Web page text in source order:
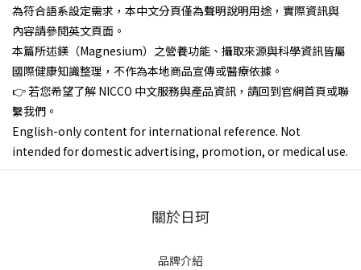
為符合語系設定需求，本中文分頁僅為聲明說明用途，實際資訊與
內容請參閱英文頁面。
本篇所述鎂（Magnesium）之營養功能、攝取來源與科學資訊皆屬
國際健康知識整理，不作為本地商品宣傳或醫療依據。
👉 若您希望了解 NICCO 中文服務與產品資訊，請回到官網首頁或聯
繫我們。
English-only content for international reference. Not
intended for domestic advertising, promotion, or medical use.
關於日珂
品牌介紹